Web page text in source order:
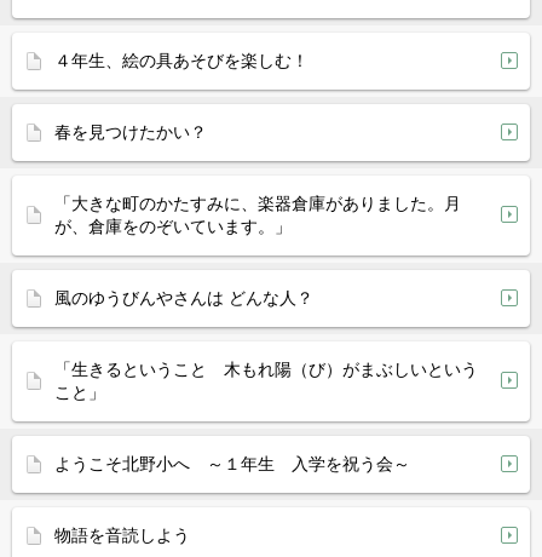
４年生、絵の具あそびを楽しむ！
春を見つけたかい？
「大きな町のかたすみに、楽器倉庫がありました。月
が、倉庫をのぞいています。」
風のゆうびんやさんは どんな人？
「生きるということ 木もれ陽（び）がまぶしいという
こと」
ようこそ北野小へ ～１年生 入学を祝う会～
物語を音読しよう